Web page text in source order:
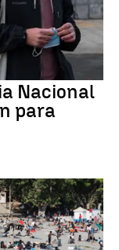
Nacional
para